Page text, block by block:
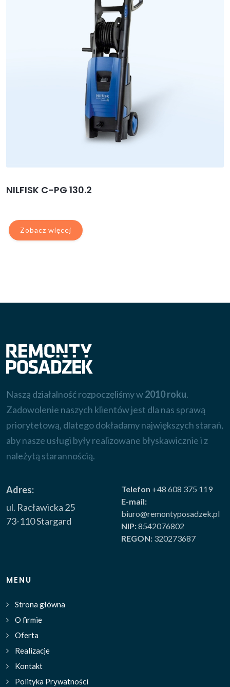
NILFISK C-PG 130.2
Zobacz więcej
Naszą działalność rozpoczęliśmy w2010 roku.
Zadowolenie naszych klientów jest dla nas sprawą
priorytetową, dlatego dokładamy największych starań,
aby nasze usługi były realizowane błyskawicznie i z
należytą starannością.
Adres:
ul. Racławicka 25
73-110 Stargard
Telefon +48 608 375 119
E-mail:
biuro@remontyposadzek.pl
NIP:8542076802
REGON: 320273687
MENU
Strona główna
O firmie
Oferta
Realizacje
Kontakt
Polityka Prywatności